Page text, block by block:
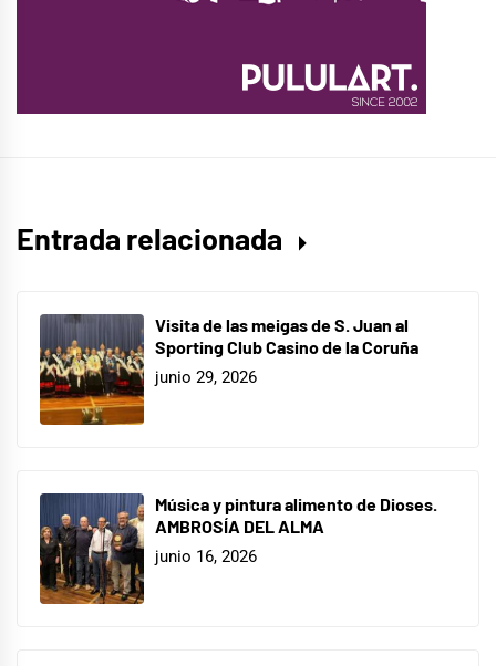
Entrada relacionada
Visita de las meigas de S. Juan al
Sporting Club Casino de la Coruña
junio 29, 2026
Música y pintura alimento de Dioses.
AMBROSÍA DEL ALMA
junio 16, 2026